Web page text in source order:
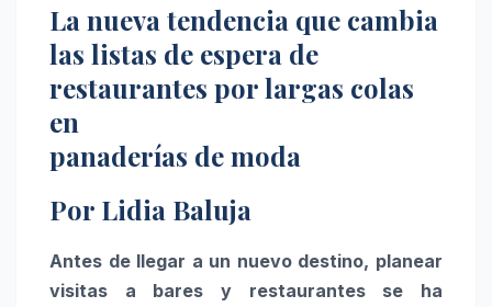
La nueva tendencia que cambia
las listas de espera de
restaurantes por largas colas
en
panaderías de moda
Por Lidia Baluja
Antes de llegar a un nuevo destino, planear
visitas a bares y restaurantes se ha